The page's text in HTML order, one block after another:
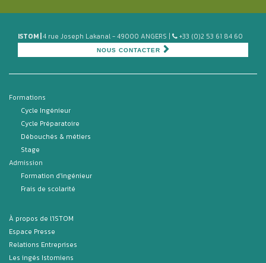
ISTOM | 4 rue Joseph Lakanal - 49000 ANGERS | +33 (0)2 53 61 84 60
NOUS CONTACTER
Formations
Cycle Ingénieur
Cycle Préparatoire
Débouchés & métiers
Stage
Admission
Formation d'ingénieur
Frais de scolarité
À propos de l'ISTOM
Espace Presse
Relations Entreprises
Les ingés Istomiens